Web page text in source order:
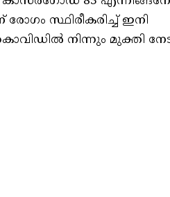
സ്ഥിരീകരിച്ച് ഇനി
നിന്നും മുക്തി